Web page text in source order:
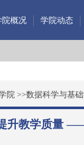
院概况 学院动态
院 >>数据科学与基
升教学质量